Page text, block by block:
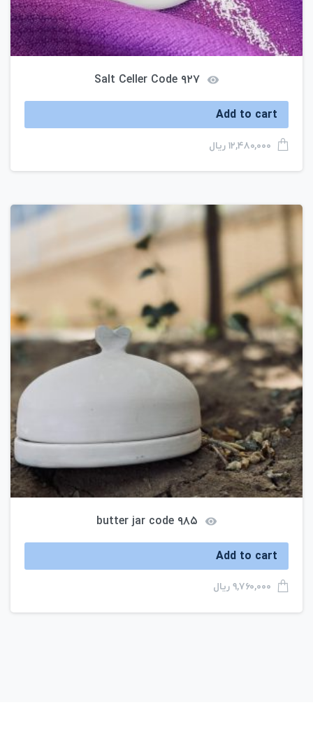
Salt Celler Code ۹۲۷
Add to cart
۱۲,۴۸۰,۰۰۰ ریال
butter jar code ۹۸۵
Add to cart
۹,۷۶۰,۰۰۰ ریال